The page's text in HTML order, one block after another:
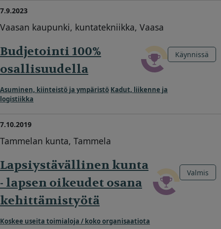
7.9.2023
Vaasan kaupunki, kuntatekniikka, Vaasa
Budjetointi 100%
osallisuudella
Asuminen, kiinteistö ja ympäristö Kadut, liikenne ja
logistiikka
Käynnissä
7.10.2019
Tammelan kunta, Tammela
Lapsiystävällinen kunta
- lapsen oikeudet osana
kehittämistyötä
Koskee useita toimialoja / koko organisaatiota
Valmis